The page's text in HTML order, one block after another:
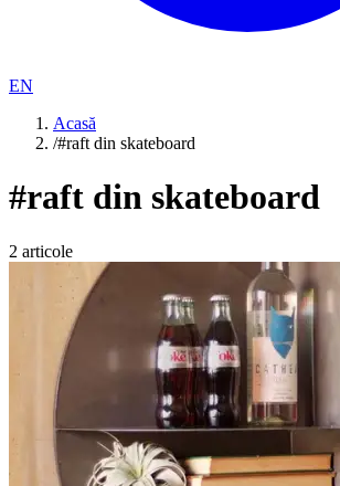
EN
Acasă
/#raft din skateboard
#raft din skateboard
2 articole